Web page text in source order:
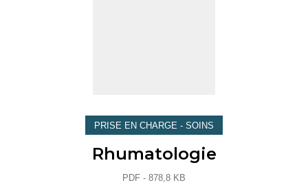
PRISE EN CHARGE - SOINS
Rhumatologie
PDF - 878,8 KB